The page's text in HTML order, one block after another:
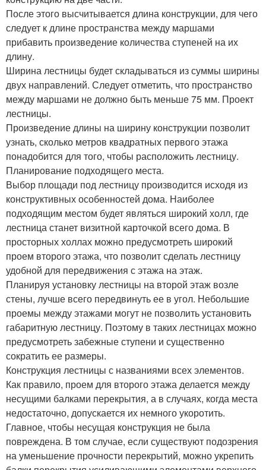
После этого высчитывается длина конструкции, для чего
следует к длине пространства между маршами
прибавить произведение количества ступеней на их
длину.
Ширина лестницы будет складываться из суммы ширины
двух направлений. Следует отметить, что пространство
между маршами не должно быть меньше 75 мм. Проект
лестницы.
Произведение длины на ширину конструкции позволит
узнать, сколько метров квадратных первого этажа
понадобится для того, чтобы расположить лестницу.
Планирование подходящего места.
Выбор площади под лестницу производится исходя из
конструктивных особенностей дома. Наиболее
подходящим местом будет являться широкий холл, где
лестница станет визитной карточкой всего дома. В
просторных холлах можно предусмотреть широкий
проем второго этажа, что позволит сделать лестницу
удобной для передвижения с этажа на этаж.
Планируя установку лестницы на второй этаж возле
стены, лучше всего передвинуть ее в угол. Небольшие
проемы между этажами могут не позволить установить
габаритную лестницу. Поэтому в таких лестницах можно
предусмотреть забежные ступени и существенно
сократить ее размеры.
Конструкция лестницы с названиями всех элементов.
Как правило, проем для второго этажа делается между
несущими балками перекрытия, а в случаях, когда места
недостаточно, допускается их немного укоротить.
Главное, чтобы несущая конструкция не была
повреждена. В том случае, если существуют подозрения
на уменьшение прочности перекрытий, можно укрепить